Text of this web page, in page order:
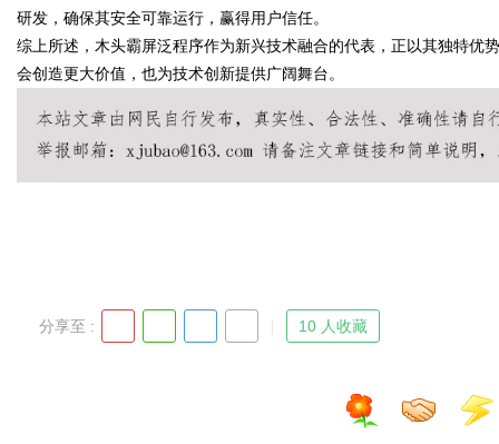
研发，确保其安全可靠运行，赢得用户信任。
综上所述，木头霸屏泛程序作为新兴技术融合的代表，正以其独特优
会创造更大价值，也为技术创新提供广阔舞台。
分享至 : 10 人收藏